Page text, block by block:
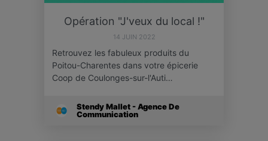
Opération "J'veux du local !"
14 JUIN 2022
Retrouvez les fabuleux produits du
Poitou-Charentes dans votre épicerie
Coop de Coulonges-sur-l'Auti…
Stendy Mallet - Agence De
Communication